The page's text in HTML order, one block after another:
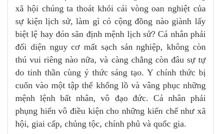
xã hội chúng ta thoát khỏi cái vòng oan nghiệt của
sự kiện lịch sử, làm gì có cộng đồng nào giành lấy
biệt lệ hay đón săn định mệnh lịch sử? Cá nhân phải
đối diện nguy cơ mất sạch sản nghiệp, không còn
thú vui riêng nào nữa, và càng chẳng còn đâu sự tự
do tinh thần cùng ý thức sáng tạo. Y chính thức bị
cuốn vào một tập thể khổng lồ và vâng phục những
mệnh lệnh bất nhân, vô đạo đức. Cá nhân phải
phụng hiến vô điều kiện cho những kiến chế như xã
hội, giai cấp, chủng tộc, chính phủ và quốc gia.